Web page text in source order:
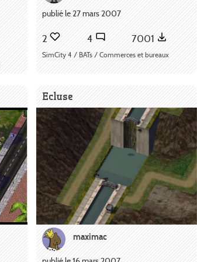
publié le 27 mars 2007
2 4 7001
SimCity 4 / BATs / Commerces et bureaux
Ecluse
maximac